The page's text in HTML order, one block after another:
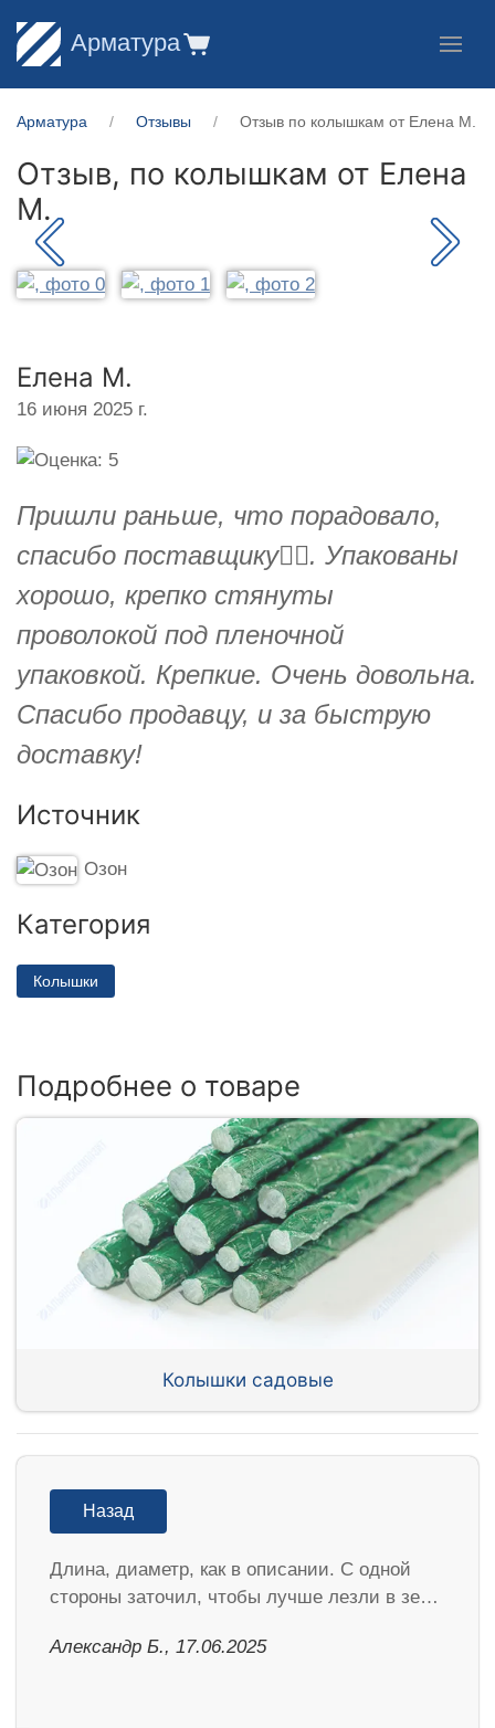
Арматура
Арматура Отзывы Отзыв по колышкам от Елена М.
Отзыв, по колышкам от Елена
М.
Елена М.
16 июня 2025 г.
Пришли раньше, что порадовало,
спасибо поставщику👍🏻. Упакованы
хорошо, крепко стянуты
проволокой под пленочной
упаковкой. Крепкие. Очень довольна.
Спасибо продавцу, и за быструю
доставку!
Источник
Озон
Категория
Колышки
Подробнее о товаре
Колышки садовые
Назад
Длина, диаметр, как в описании. С одной
стороны заточил, чтобы лучше лезли в зе…
Александр Б., 17.06.2025